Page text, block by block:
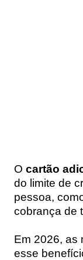
O cartão
do limite de
pessoa,
cobrança de
Em 2026, as
esse